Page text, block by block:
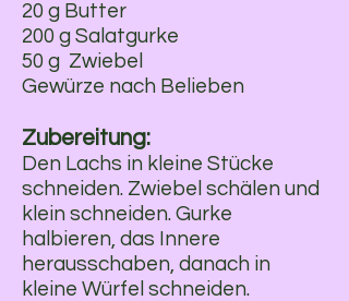
20 g Butter
200 g Salatgurke
50 g Zwiebel
Gewürze nach Belieben
Zubereitung:
Den Lachs in kleine Stücke
schneiden. Zwiebel schälen und
klein schneiden. Gurke
halbieren, das Innere
herausschaben, danach in
kleine Würfel schneiden.